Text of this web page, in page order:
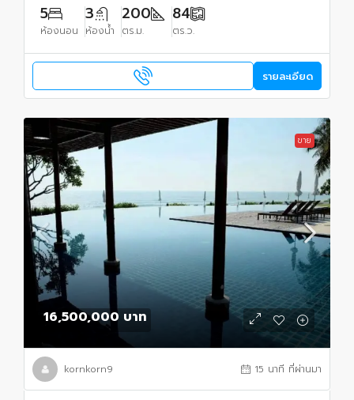
5
ห้องนอน
3
ห้องน้ำ
200
ตร.ม.
84
ตร.ว.
รายละเอียด
ขาย
16,500,000 บาท
kornkorn9 15 นาที ที่ผ่านมา